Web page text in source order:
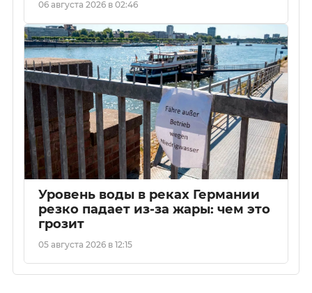
06 августа 2026 в 02:46
Уровень воды в реках Германии
резко падает из-за жары: чем это
грозит
05 августа 2026 в 12:15